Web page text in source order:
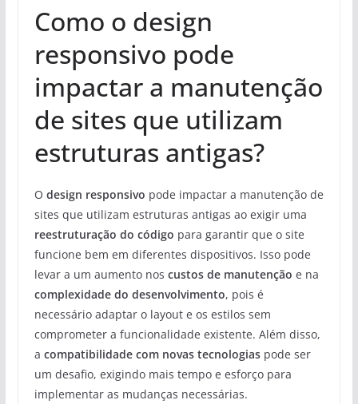
Como o design
responsivo pode
impactar a manutenção
de sites que utilizam
estruturas antigas?
O design responsivo pode impactar a manutenção de
sites que utilizam estruturas antigas ao exigir uma
reestruturação do código para garantir que o site
funcione bem em diferentes dispositivos. Isso pode
levar a um aumento nos custos de manutenção e na
complexidade do desenvolvimento, pois é
necessário adaptar o layout e os estilos sem
comprometer a funcionalidade existente. Além disso,
a compatibilidade com novas tecnologiaspode ser
um desafio, exigindo mais tempo e esforço para
implementar as mudanças necessárias.